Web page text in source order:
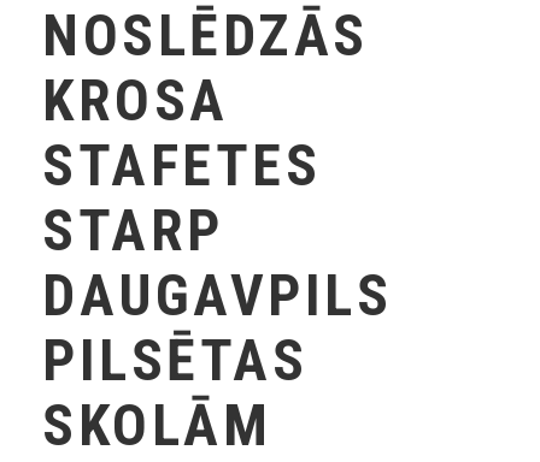
NOSLĒDZĀS
KROSA
STAFETES
STARP
DAUGAVPILS
PILSĒTAS
SKOLĀM